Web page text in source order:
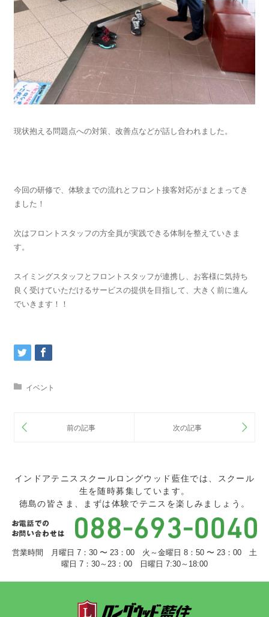
現状抱える問題点への対策、改善点などが話し合われました。
今回の研修で、体験までの流れとフロント接客対応がまとまってき
ました！
次はフロントスタッフの方全員が実践できる体制を整えていきま
す。
スイミングスタッフとフロントスタッフが連携し、お客様に気持ち
良く受けていただけるサービスの提供を目指して、大きく前に進ん
でいきます！！
イベント
インドアテニススクールロングウッド藍住では、スクール
生を随時募集しています。
徳島の皆さま、まずは体験でテニスを楽しみましょう。
営業時間 月曜日 7：30 〜 23：00 火～金曜日 8：50 〜 23：00 土
曜日 7：30～23：00 日曜日 7:30～18:00